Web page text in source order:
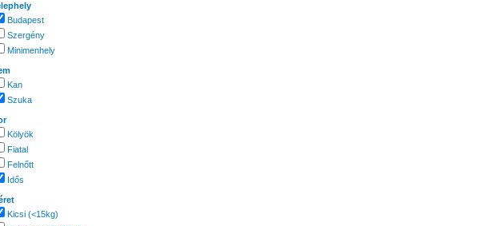
Budapest
Szergény
Minimenhely
Kan
Szuka
Kölyök
Fiatal
Felnőtt
Idős
Kicsi (<15kg)